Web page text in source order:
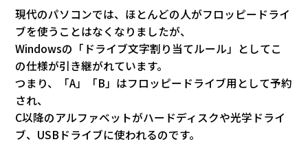
現代のパソコンでは、ほとんどの人がフロッピードライ
ブを使うことはなくなりましたが、
Windowsの「ドライブ文字割り当てルール」としてこ
の仕様が引き継がれています。
つまり、「A」「B」はフロッピードライブ用として予約
され、
C以降のアルファベットがハードディスクや光学ドライ
ブ、USBドライブに使われるのです。